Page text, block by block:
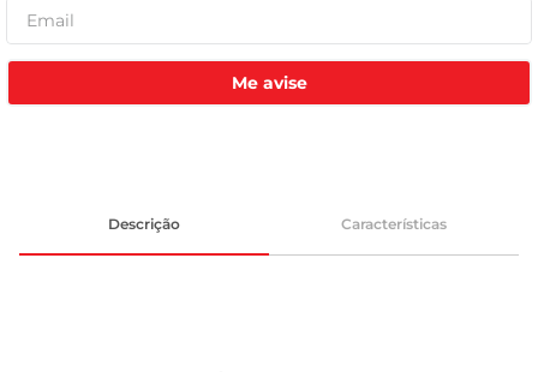
Me avise
Descrição Características